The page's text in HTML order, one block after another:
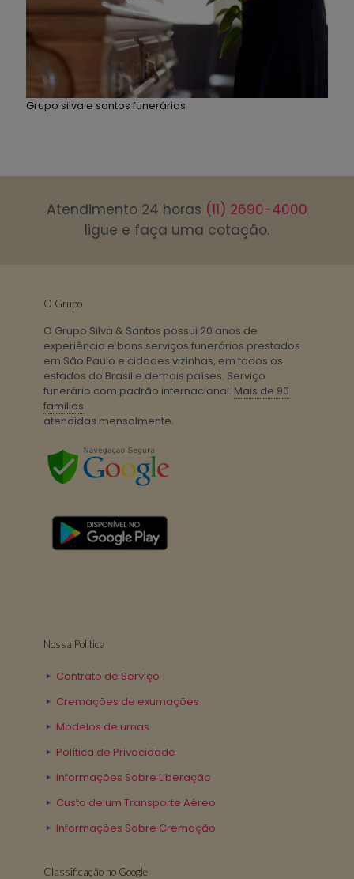
Grupo silva e santos funerárias
Atendimento 24 horas (11) 2690-4000
ligue e faça uma cotação.
O Grupo
O Grupo Silva & Santos possui 20 anos de
experiência e bons serviços funerários prestados
em São Paulo e cidades vizinhas, em todos os
estados do Brasil e demais países. Serviço
funerário com padrão internacional. Mais de 90
familias
atendidas mensalmente.
Nossa Politica
Contrato de Serviço
Cremações de exumações
Modelos de urnas
Política de Privacidade
Informações Sobre Liberação
Custo de um Transporte Aéreo
Informações Sobre Cremação
Classificação no Google